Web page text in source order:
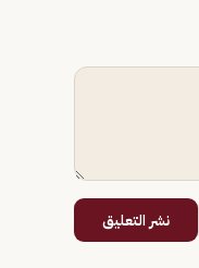
نشر التعليق